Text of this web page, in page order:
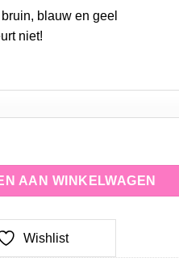
blauw en geel
niet!
AAN WINKELWAGEN
Wishlist